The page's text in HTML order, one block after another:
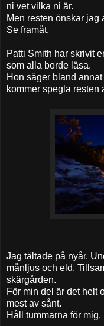
ni vet vilka ni är.
Men resten önskar jag
Se framåt.
Patti Smith har skrivit
som alla borde läsa.
Hon säger bland
kommer spegla resten
Jag tältade på nyår.
månljus och eld.
skärgården.
För min del är det helt
mest av sånt.
Håll tummarna för mig.